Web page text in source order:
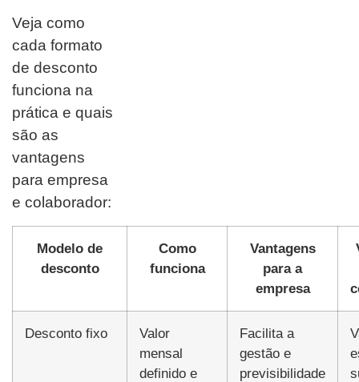
Veja como
cada formato
de desconto
funciona na
prática e quais
são as
vantagens
para empresa
e colaborador:
Modelo de
desconto
Como
funciona
Vantagens
para a
empresa
Desconto fixo
Valor
mensal
definido e
Facilita a
gestão e
previsibilidade